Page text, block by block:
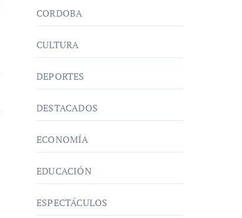
CORDOBA
CULTURA
DEPORTES
DESTACADOS
ECONOMÍA
EDUCACIÓN
ESPECTÁCULOS